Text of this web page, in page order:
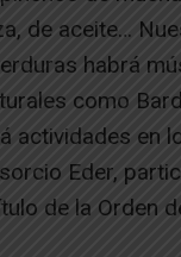
de aceite…
habrá
como
actividades en
Eder,
de la Orden